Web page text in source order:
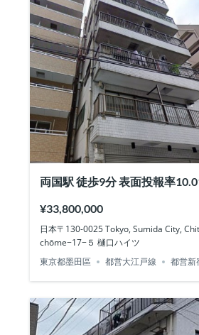
両国駅 徒歩9分 表面投報率
¥33,800,000
日本〒130-0025 Tokyo, Sumida City,
chōme−17−５ 樋口ハイツ
東京都墨田區
都営大江戸線 都営新